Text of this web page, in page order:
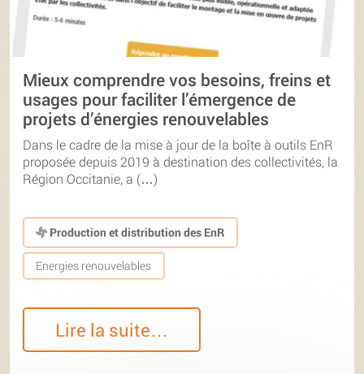
Mieux comprendre vos besoins, freins et
usages pour faciliter l’émergence de
projets d’énergies renouvelables
Dans le cadre de la mise à jour de la boîte à outils EnR
proposée depuis 2019 à destination des collectivités, la
Région Occitanie, a (…)
Production et distribution des EnR
Energies renouvelables
Lire la suite…